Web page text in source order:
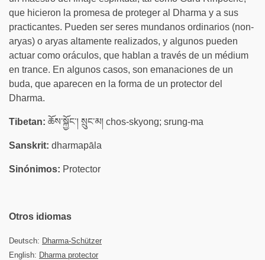
que hicieron la promesa de proteger al Dharma y a sus
practicantes. Pueden ser seres mundanos ordinarios (non-
aryas) o aryas altamente realizados, y algunos pueden
actuar como oráculos, que hablan a través de un médium
en trance. En algunos casos, son emanaciones de un
buda, que aparecen en la forma de un protector del
Dharma.
Tibetan: ཆོས་སྐྱོང་། སྲུང་མ། chos-skyong; srung-ma
Sanskrit: dharmapāla
Sinónimos: Protector
Otros idiomas
Deutsch: Dharma-Schützer
English: Dharma protector